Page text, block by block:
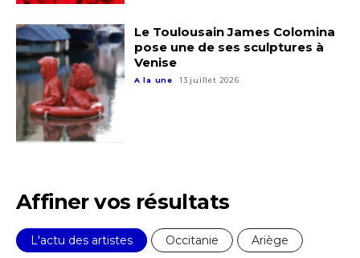
Adresse email*
Le Toulousain James Colomina
pose une de ses sculptures à
Venise
A la une 13 juillet 2026
Affiner vos résultats
L'actu des artistes Occitanie Ariège